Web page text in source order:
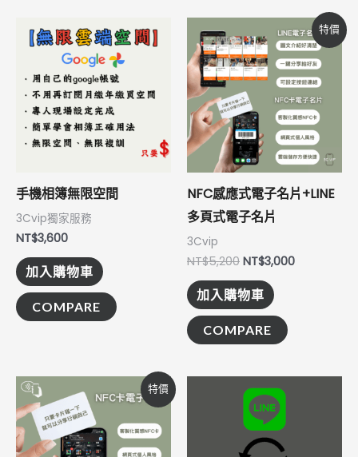
手機相簿無限空間
3Cvip獨家服務
NT$3,600
加入購物車
COMPARE
特價
NFC感應式電子名片+LINE
多頁式電子名片
3Cvip
NT$5,200
始
價
格：
NT$5,200。
NT$3,000
前
價
格：
NT$3,000。
加入購物車
COMPARE
特價
始
價
格：
NT$3,200。
前
格：
NT$1,800。